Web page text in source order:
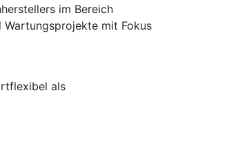
im Bereich
mit Fokus
als